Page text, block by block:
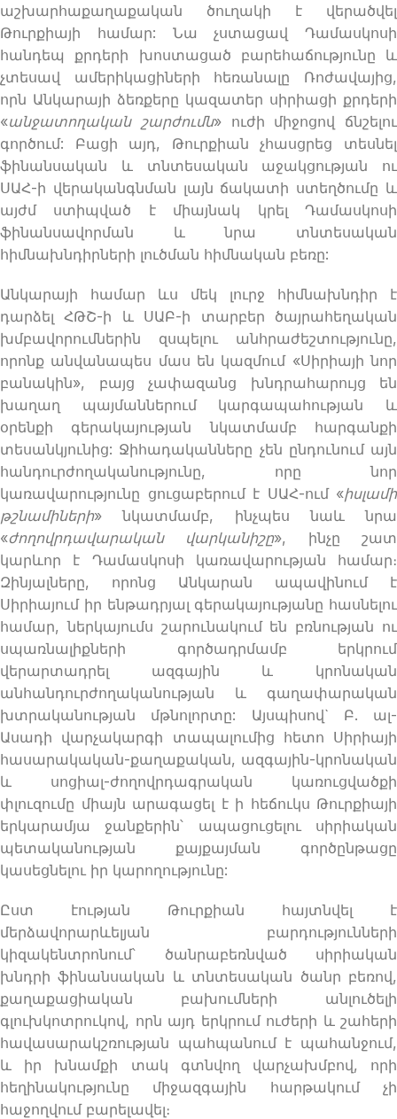
աշխարհաքաղաքական ծուղակի է վերածվել
Թուրքիայի համար: Նա չստացավ Դամասկոսի
հանդեպ քրդերի խոստացած բարեհաճությունը և
չտեսավ ամերիկացիների հեռանալը Ռոժավայից,
որն Անկարայի ձեռքերը կազատեր սիրիացի քրդերի
«անջատողական շարժումն» ուժի միջոցով ճնշելու
գործում: Բացի այդ, Թուրքիան չհասցրեց տեսնել
ֆինանսական և տնտեսական աջակցության ու
ՍԱՀ-ի վերականգնման լայն ճակատի ստեղծումը և
այժմ ստիպված է միայնակ կրել Դամասկոսի
ֆինանսավորման և նրա տնտեսական
հիմնախնդիրների լուծման հիմնական բեռը:
Անկարայի համար ևս մեկ լուրջ հիմնախնդիր է
դարձել ՀԹՇ-ի և ՍԱԲ-ի տարբեր ծայրահեղական
խմբավորումներին զսպելու անհրաժեշտությունը,
որոնք անվանապես մաս են կազմում «Սիրիայի նոր
բանակին», բայց չափազանց խնդրահարույց են
խաղաղ պայմաններում կարգապահության և
օրենքի գերակայության նկատմամբ հարգանքի
տեսանկյունից: Ջիհադականները չեն ընդունում այն
հանդուրժողականությունը, որը նոր
կառավարությունը ցուցաբերում է ՍԱՀ-ում «իսլամի
թշնամիների» նկատմամբ, ինչպես նաև նրա
«ժողովրդավարական վարկանիշը», ինչը շատ
կարևոր է Դամասկոսի կառավարության համար։
Զինյալները, որոնց Անկարան ապավինում է
Սիրիայում իր ենթադրյալ գերակայությանը հասնելու
համար, ներկայումս շարունակում են բռնության ու
սպառնալիքների գործադրմամբ երկրում
վերարտադրել ազգային և կրոնական
անհանդուրժողականության և գաղափարական
խտրականության մթնոլորտը: Այսպիսով` Բ. ալ-
Ասադի վարչակարգի տապալումից հետո Սիրիայի
հասարակական-քաղաքական, ազգային-կրոնական
և սոցիալ-ժողովրդագրական կառուցվածքի
փլուզումը միայն արագացել է ի հեճուկս Թուրքիայի
երկարամյա ջանքերին՝ ապացուցելու սիրիական
պետականության քայքայման գործընթացը
կասեցնելու իր կարողությունը:
Ըստ էության Թուրքիան հայտնվել է
մերձավորարևելյան բարդությունների
կիզակենտրոնում՝ ծանրաբեռնված սիրիական
խնդրի ֆինանսական և տնտեսական ծանր բեռով,
քաղաքացիական բախումների անլուծելի
գլուխկոտրուկով, որն այդ երկրում ուժերի և շահերի
հավասարակշռության պահպանում է պահանջում,
և իր խնամքի տակ գտնվող վարչախմբով, որի
հեղինակությունը միջազգային հարթակում չի
հաջողվում բարելավել։